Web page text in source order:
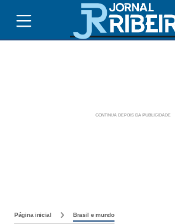
Página inicial Brasil e mundo